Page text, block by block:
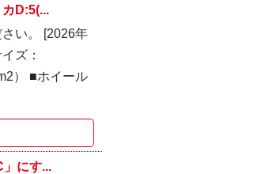
D:5(...
い。 [2026年
ズ：
） ■ホイール
にす...